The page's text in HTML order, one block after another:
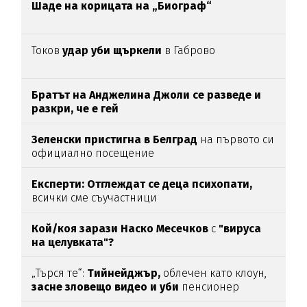
Шаде на корицата на „Биограф“
Токовудар уби щъркели в Габрово
Братът на Анджелина Джоли се разведе и
разкри, че е гей
Зеленски пристигна в Белград на първото си
официално посещение
Експерти: Отглеждат се деца психопати,
всички сме съучастници
Кой/коя зарази Наско Месечков с "вируса
на целувката"?
„Търся те“: Тийнейджър, облечен като клоун,
засне зловещо видео и уби пенсионер